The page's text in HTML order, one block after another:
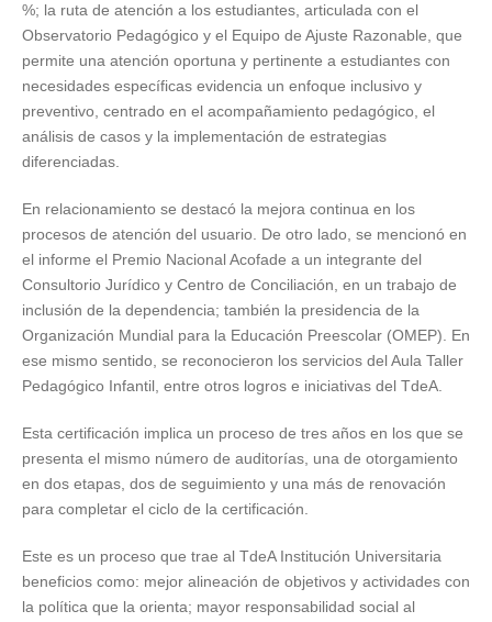
%; la ruta de atención a los estudiantes, articulada con el
Observatorio Pedagógico y el Equipo de Ajuste Razonable, que
permite una atención oportuna y pertinente a estudiantes con
necesidades específicas evidencia un enfoque inclusivo y
preventivo, centrado en el acompañamiento pedagógico, el
análisis de casos y la implementación de estrategias
diferenciadas.
En relacionamiento se destacó la mejora continua en los
procesos de atención del usuario. De otro lado, se mencionó en
el informe el Premio Nacional Acofade a un integrante del
Consultorio Jurídico y Centro de Conciliación, en un trabajo de
inclusión de la dependencia; también la presidencia de la
Organización Mundial para la Educación Preescolar (OMEP). En
ese mismo sentido, se reconocieron los servicios del Aula Taller
Pedagógico Infantil, entre otros logros e iniciativas del TdeA.
Esta certificación implica un proceso de tres años en los que se
presenta el mismo número de auditorías, una de otorgamiento
en dos etapas, dos de seguimiento y una más de renovación
para completar el ciclo de la certificación.
Este es un proceso que trae al TdeA Institución Universitaria
beneficios como: mejor alineación de objetivos y actividades con
la política que la orienta; mayor responsabilidad social al